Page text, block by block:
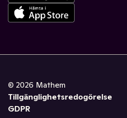
© 2026 Mathem
Tillgänglighetsredogörelse
GDPR